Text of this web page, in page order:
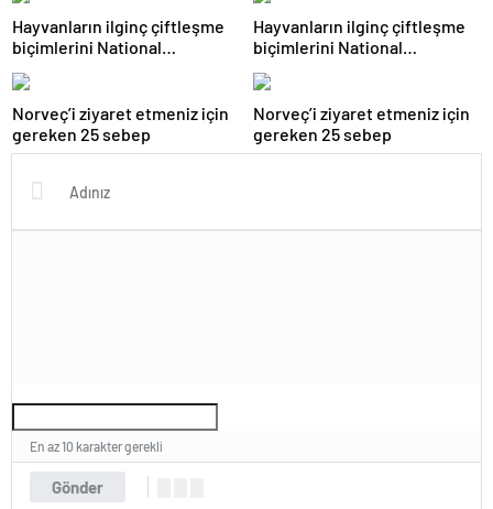
Hayvanların ilginç çiftleşme
biçimlerini National
Hayvanların ilginç çiftleşme
biçimlerini National
Norveç’i ziyaret etmeniz için
gereken 25 sebep
Norveç’i ziyaret etmeniz için
gereken 25 sebep
Gönder
En az 10 karakter gerekli